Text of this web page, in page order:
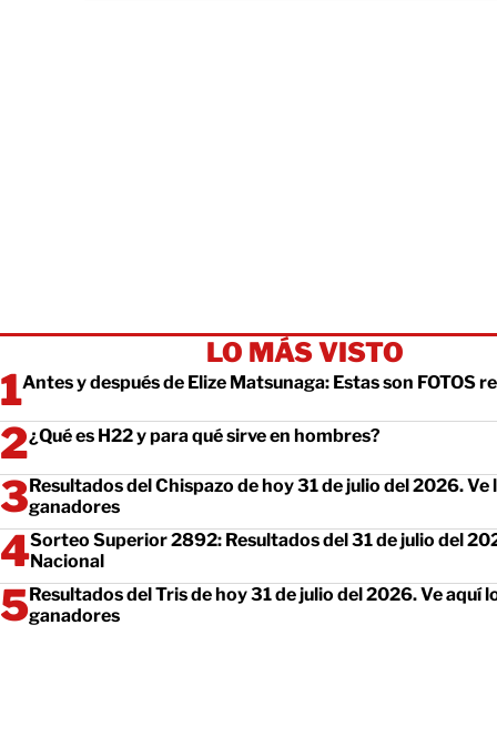
LO MÁS VISTO
Antes y después de Elize Matsunaga: Estas son FOTOS
¿Qué es H22 y para qué sirve en hombres?
Resultados del Chispazo de hoy 31 de julio del 2026. Ve
ganadores
Sorteo Superior 2892: Resultados del 31 de julio del
Nacional
Resultados del Tris de hoy 31 de julio del 2026. Ve aquí
ganadores